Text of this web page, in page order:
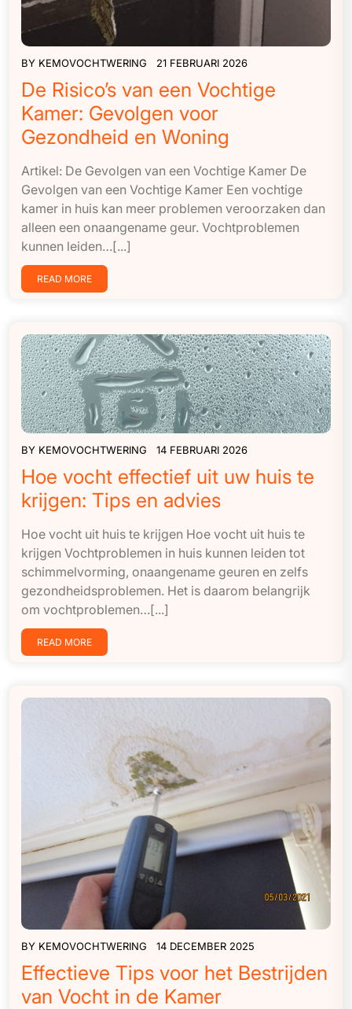
BY KEMOVOCHTWERING 21 FEBRUARI 2026
De Risico’s van een Vochtige
Kamer: Gevolgen voor
Gezondheid en Woning
Artikel: De Gevolgen van een Vochtige Kamer De
Gevolgen van een Vochtige Kamer Een vochtige
kamer in huis kan meer problemen veroorzaken dan
alleen een onaangename geur. Vochtproblemen
kunnen leiden…[...]
READ MORE
BY KEMOVOCHTWERING 14 FEBRUARI 2026
Hoe vocht effectief uit uw huis te
krijgen: Tips en advies
Hoe vocht uit huis te krijgen Hoe vocht uit huis te
krijgen Vochtproblemen in huis kunnen leiden tot
schimmelvorming, onaangename geuren en zelfs
gezondheidsproblemen. Het is daarom belangrijk
om vochtproblemen…[...]
READ MORE
BY KEMOVOCHTWERING 14 DECEMBER 2025
Effectieve Tips voor het Bestrijden
van Vocht in de Kamer